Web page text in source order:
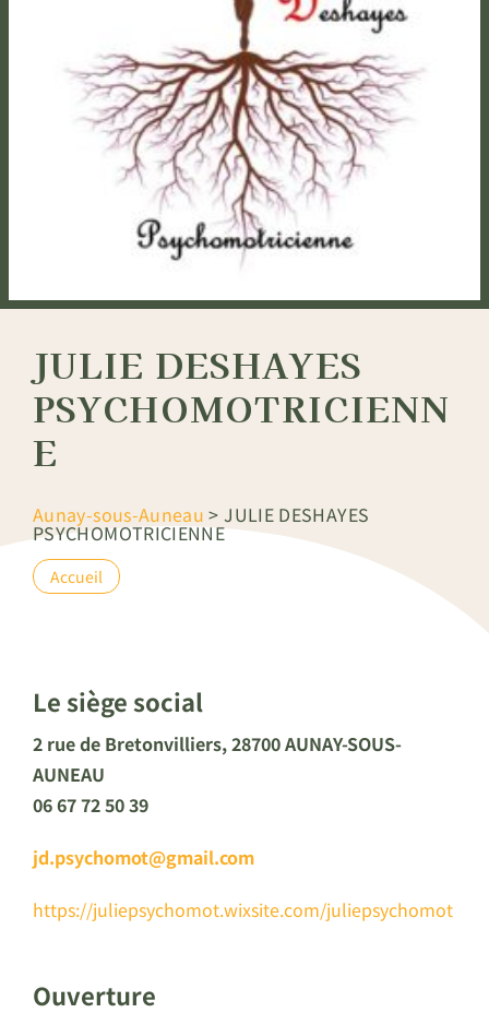
JULIE DESHAYES
PSYCHOMOTRICIENN
E
Aunay-sous-Auneau >JULIE DESHAYES
PSYCHOMOTRICIENNE
Accueil
Le siège social
2 rue de Bretonvilliers, 28700 AUNAY-SOUS-
AUNEAU
06 67 72 50 39
jd.psychomot@gmail.com
https://juliepsychomot.wixsite.com/juliepsychomot
Ouverture